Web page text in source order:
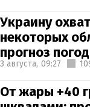
Украину
некоторых
прогноз
3 августа, 09:27
От жары +40